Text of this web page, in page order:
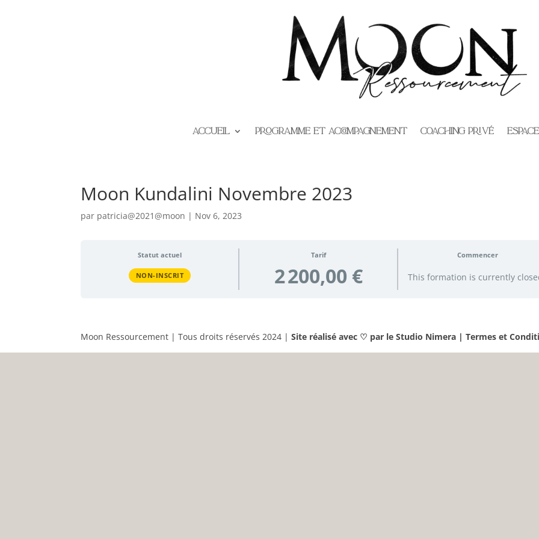
Accueil Programme et Accompagnement Coaching privé
Moon Kundalini Novembre 2023
par patricia@2021@moon | Nov 6, 2023
Statut actuel
NON-INSCRIT
Tarif
2 200,00 €
Commencer
This formation is currently
Moon Ressourcement | Tous droits réservés 2024 |Site réalisé avec ♡ par le Studio Nimera |Termes et